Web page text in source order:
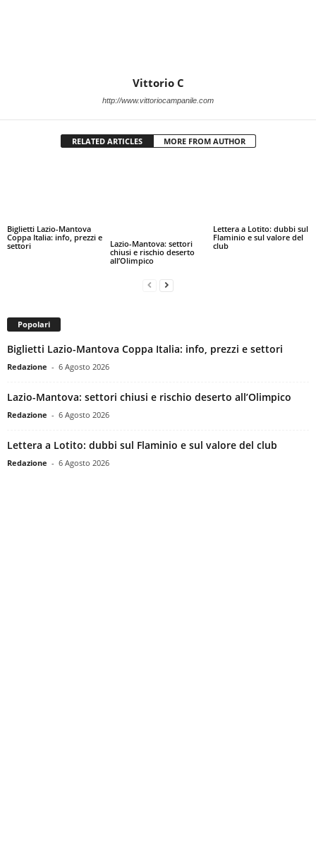
Vittorio C
http://www.vittoriocampanile.com
RELATED ARTICLES MORE FROM AUTHOR
Biglietti Lazio-Mantova
Coppa Italia: info, prezzi e
settori
Lazio-Mantova: settori
chiusi e rischio deserto
all’Olimpico
Lettera a Lotito: dubbi sul
Flaminio e sul valore del
club
Popolari
Biglietti Lazio-Mantova Coppa Italia: info, prezzi e settori
Redazione - 6 Agosto 2026
Lazio-Mantova: settori chiusi e rischio deserto all’Olimpico
Redazione - 6 Agosto 2026
Lettera a Lotito: dubbi sul Flaminio e sul valore del club
Redazione - 6 Agosto 2026